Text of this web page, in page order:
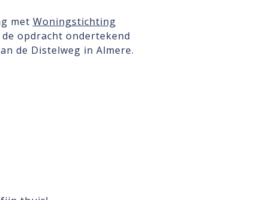
met Woningstichting
opdracht ondertekend
de Distelweg in Almere.